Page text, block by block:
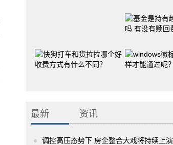
最新 资讯
调控高压态势下 房企整合大戏将持续上演